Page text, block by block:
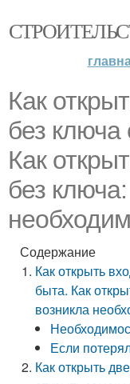
Как
без ключа
Как
без
Содержание
Как открыть
быта. Как
возникла
Если
Как открыть